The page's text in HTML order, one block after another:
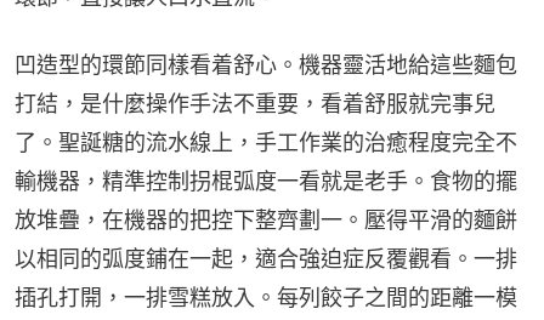
凹造型的環節同樣看着舒心。機器靈活地給這些麵包
打結，是什麼操作手法不重要，看着舒服就完事兒
了。聖誕糖的流水線上，手工作業的治癒程度完全不
輸機器，精準控制拐棍弧度一看就是老手。食物的擺
放堆疊，在機器的把控下整齊劃一。壓得平滑的麵餅
以相同的弧度鋪在一起，適合強迫症反覆觀看。一排
插孔打開，一排雪糕放入。每列餃子之間的距離一模